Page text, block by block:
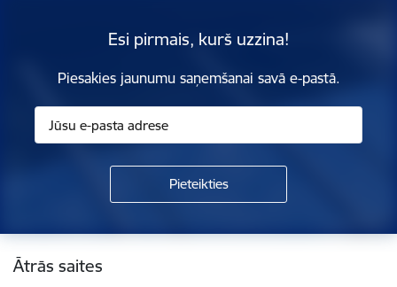
Esi pirmais, kurš uzzina!
Piesakies jaunumu saņemšanai savā e-pastā.
Kājene
Ātrās saites